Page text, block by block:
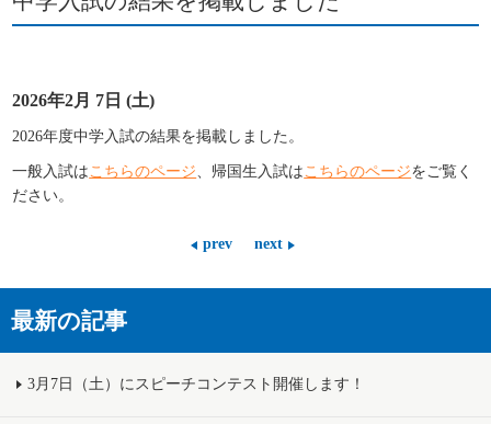
2026年2月 7日 (土)
2026年度中学入試の結果を掲載しました。
一般入試はこちらのページ、帰国生入試はこちらのページをご覧く
ださい。
prev next
最新の記事
3月7日（土）にスピーチコンテスト開催します！